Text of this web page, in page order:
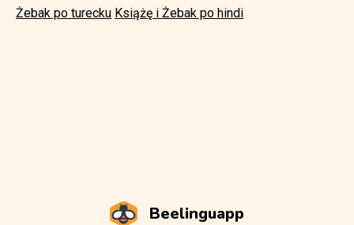
Żebak po turecku Książę i Żebak po hindi
Beelinguapp